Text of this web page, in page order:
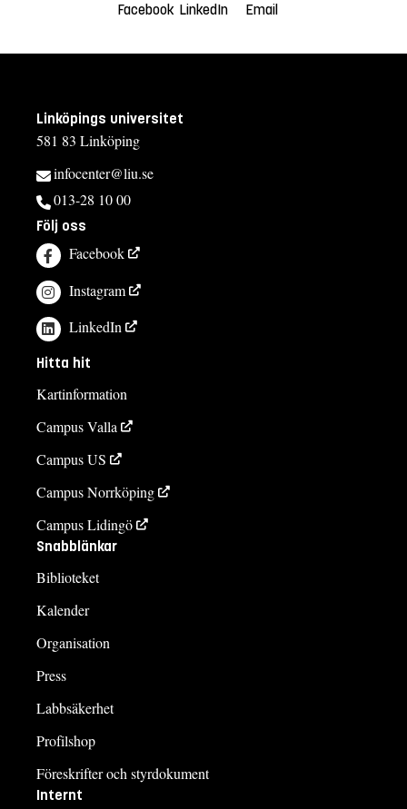
Facebook LinkedIn Email
Linköpings universitet
581 83 Linköping
infocenter@liu.se
013-28 10 00
Följ oss
Facebook
Instagram
LinkedIn
Hitta hit
Kartinformation
Campus Valla
Campus US
Campus Norrköping
Campus Lidingö
Snabblänkar
Biblioteket
Kalender
Organisation
Press
Labbsäkerhet
Profilshop
Föreskrifter och styrdokument
Internt